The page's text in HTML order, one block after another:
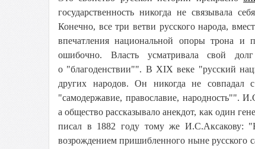
государственность никогда не связывала
Конечно, все три ветви русского народа,
впечатления национальной опоры трона и
ошибочно. Власть усматривала свой
о "благоденствии"". В XIX веке "русский
других народов. Он никогда не совпадал
"самодержавие, православие, народность"".
а общество рассказывало анекдот, как один
писал в 1882 году тому же И.С.Аксакову:
возрождением пришибленного ныне русского